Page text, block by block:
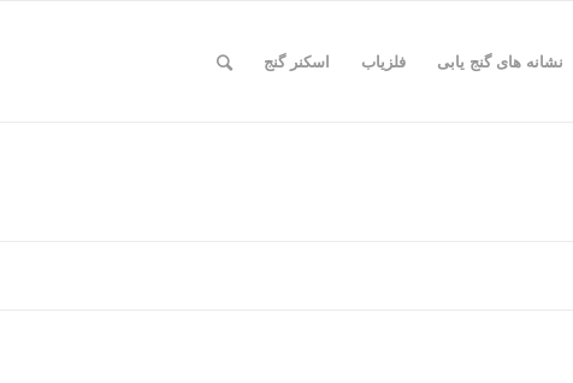
نشانه های گنج یابی فلزیاب اسکنر گنج